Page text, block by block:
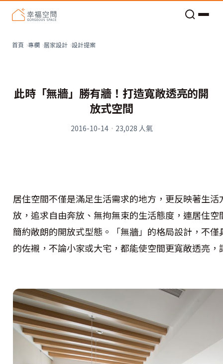
首頁 專欄 居家設計 設計提案
此時「無牆」勝有牆！打造寬敞透亮的開
放式空間
2016-10-14· 23,028 人氣
居住空間不僅是滿足生活需求的地方，更反映著生
放，追求自由奔放、無拘無束的生活態度，連居住
簡約敞朗的開放式型態。「無牆」的格局設計，不
的佐襯，不論小家或大宅，都能使空間更寬敞透亮